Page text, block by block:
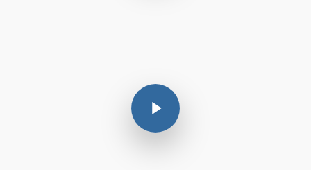
Play Video